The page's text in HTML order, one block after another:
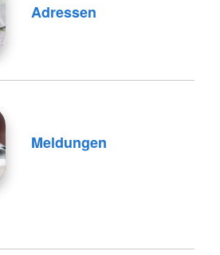
Adressen
Meldungen